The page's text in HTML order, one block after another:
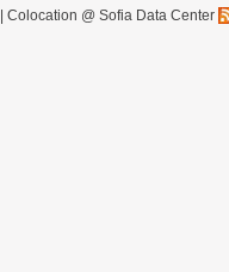
Colocation @ Sofia Data Center